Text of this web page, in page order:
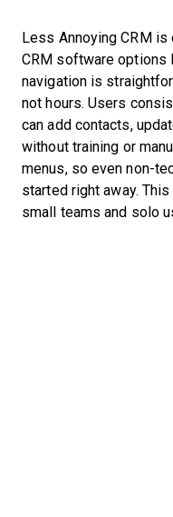
Less Annoying CRM
CRM software options
navigation is
not hours. Users
can add contacts,
without training or
menus, so even non-
started right away.
small teams and solo